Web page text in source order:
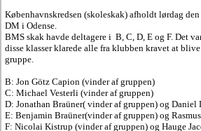
Københavnskredsen (skoleskak) afholdt lørdag
DM i Odense.
BMS skak havde deltagere i B, C, D, E og F. Det
disse klasser klarede alle fra klubben kravet at
gruppe.
B: Jon Götz Capion (vinder af gruppen)
C: Michael Vesterli (vinder af gruppen)
D: Jonathan Braüner( vinder af gruppen) og Daniel
E: Benjamin Braüner(vinder af gruppen) og
F: Nicolai Kistrup (vinder af gruppen) og Hauge